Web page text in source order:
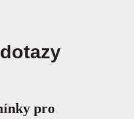
pro